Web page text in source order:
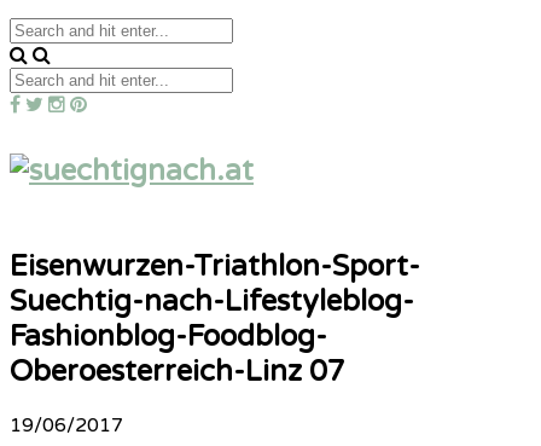
Eisenwurzen-Triathlon-Sport-
Suechtig-nach-Lifestyleblog-
Fashionblog-Foodblog-
Oberoesterreich-Linz 07
19/06/2017